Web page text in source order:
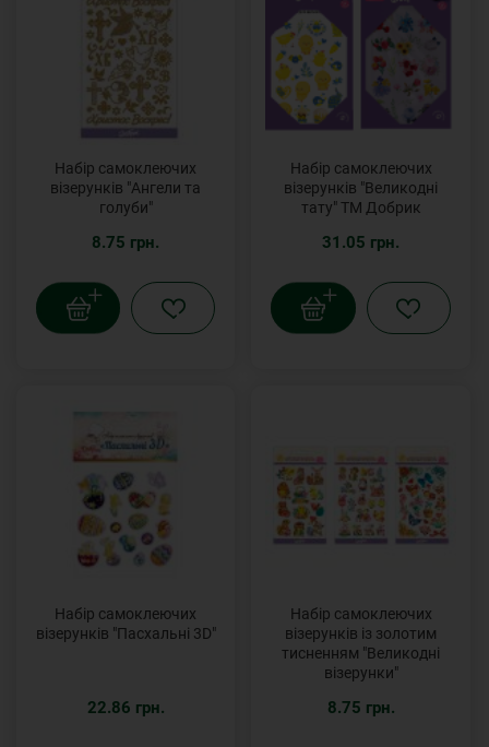
Набір самоклеючих
візерунків "Ангели та
голуби"
8.75 грн.
Набір самоклеючих
візерунків "Великодні
тату" ТМ Добрик
31.05 грн.
Набір самоклеючих
візерунків "Пасхальні 3D"
22.86 грн.
Набір самоклеючих
візерунків із золотим
тисненням "Великодні
візерунки"
8.75 грн.